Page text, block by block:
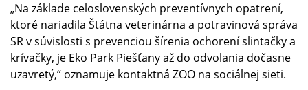
„Na základe celoslovenských preventívnych opatrení,
ktoré nariadila Štátna veterinárna a potravinová správa
SR v súvislosti s prevenciou šírenia ochorení slintačky a
krívačky, je Eko Park Piešťany až do odvolania dočasne
uzavretý,“ oznamuje kontaktná ZOO na sociálnej sieti.